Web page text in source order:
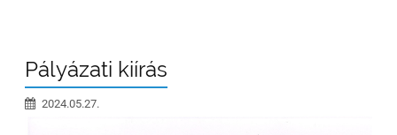
Pályázati kiírás
2024.05.27.